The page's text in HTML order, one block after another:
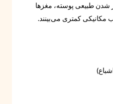
شدن طبیعی پوسته، مغزها
مکانیکی کمتری می‌بینند.